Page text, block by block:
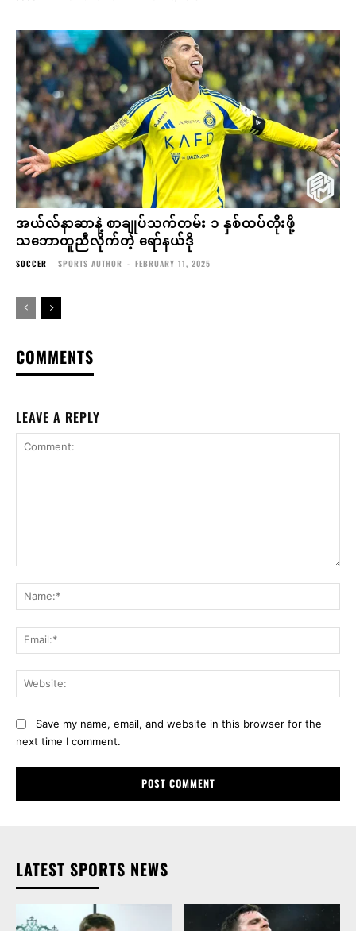
အယ်လ်နာဆာနဲ့ စာချုပ်သက်တမ်း ၁ နှစ်ထပ်တိုးဖို့
သဘောတူညီလိုက်တဲ့ ရော်နယ်ဒို
SOCCER SPORTS AUTHOR - FEBRUARY 11, 2025
COMMENTS
LEAVE A REPLY
Save my name, email, and website in this browser for the
next time I comment.
LATEST SPORTS NEWS